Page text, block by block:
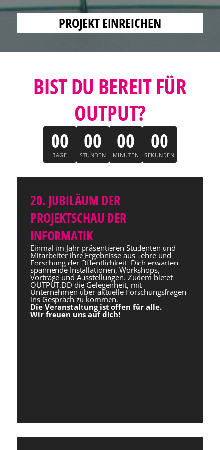
PROJEKT EINREICHEN
BIST DU BEREIT FÜR
OUTPUT?
00
TAGE
00
STUNDEN
00
MINUTEN
00
SEKUNDEN
20. JUBILÄUM DER
PROJEKTSCHAU DER
INFORMATIK
Einmal im Jahr präsentieren Studenten und
Mitarbeiter ihre Ergebnisse aus Lehre und
Forschung der Öffentlichkeit. Dich erwarten
spannende Installationen, Workshops,
Vorträge und Ausstellungen. Zudem bietet
OUTPUT.DD die Gelegenheit, mit
Unternehmen über aktuelle Forschungsfragen
ins Gespräch zu kommen.
Die Veranstaltung ist offen für alle.
Wir freuen uns auf dich!